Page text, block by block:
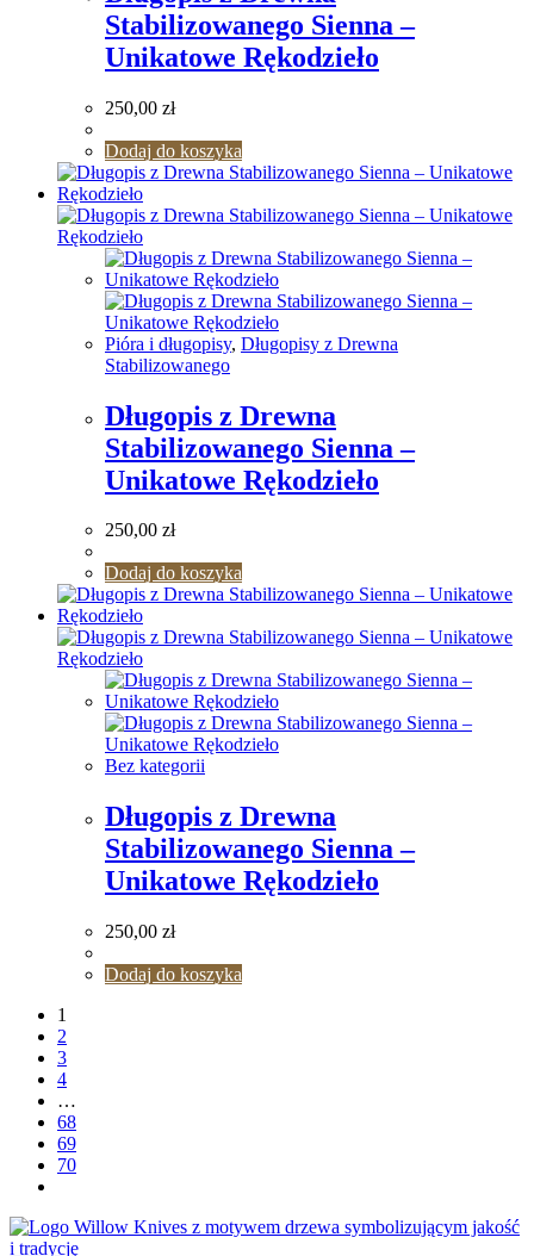
Stabilizowanego Sienna –
Unikatowe Rękodzieło
250,00 zł
Dodaj do koszyka
Pióra i długopisy, Długopisy z Drewna
Stabilizowanego
Długopis z Drewna
Stabilizowanego Sienna –
Unikatowe Rękodzieło
250,00 zł
Dodaj do koszyka
Bez kategorii
Długopis z Drewna
Stabilizowanego Sienna –
Unikatowe Rękodzieło
250,00 zł
Dodaj do koszyka
1
2
3
4
…
68
69
70